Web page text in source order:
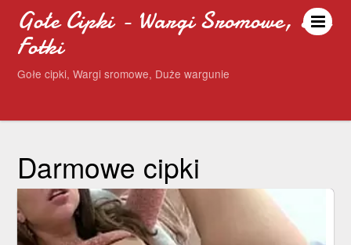
Gołe Cipki - Wargi Sromowe, Sex
Fotki
Gołe cipki, Wargi sromowe, Duże wargunie
Darmowe cipki